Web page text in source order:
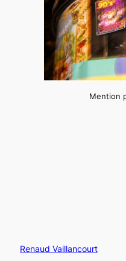
Mention
Renaud Vaillancourt